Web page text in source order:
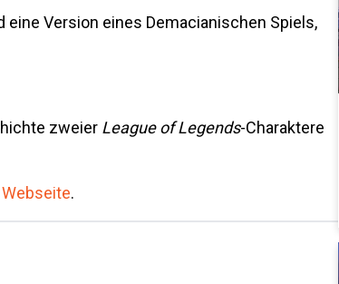
Version eines Demacianischen Spiels,
zweier League of Legends-Charaktere
Webseite.